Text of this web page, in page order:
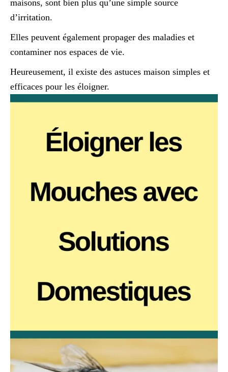
maisons, sont bien plus qu’une simple source
d’irritation.
Elles peuvent également propager des maladies et
contaminer nos espaces de vie.
Heureusement, il existe des astuces maison simples et
efficaces pour les éloigner.